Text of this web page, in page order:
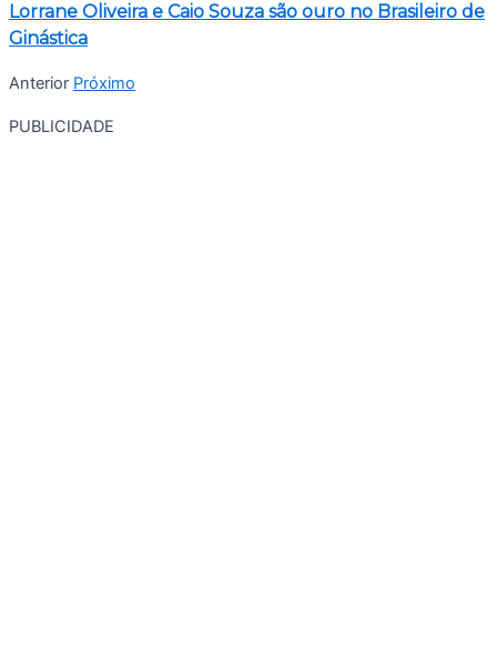
Lorrane Oliveira e Caio Souza são ouro no Brasileiro de
Ginástica
Anterior Próximo
PUBLICIDADE